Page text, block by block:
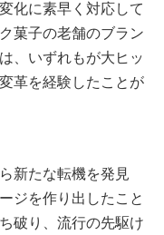
化に素早く対応して
菓子の老舗のブラン
、いずれもが大ヒッ
革を経験したことが
新たな転機を発見
ジを作り出したこと
破り、流行の先駆け